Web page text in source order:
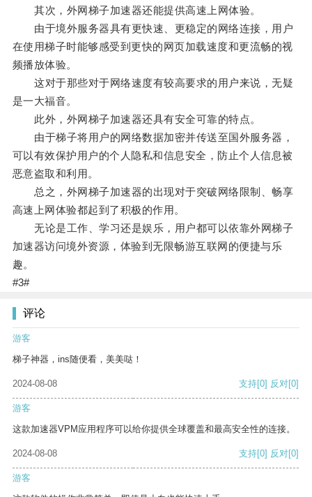
其次，外网梯子加速器还能提供高速上网体验。
由于境外服务器具有更快速、更稳定的网络连接，用户
在使用梯子时能够感受到更快的网页加载速度和更流畅的视
频播放体验。
这对于那些对于网络速度有较高要求的用户来说，无疑
是一大福音。
此外，外网梯子加速器还具有安全可靠的特点。
由于梯子将用户的网络数据加密并传送至国外服务器，
可以有效保护用户的个人隐私和信息安全，防止个人信息被
恶意盗取和利用。
总之，外网梯子加速器的出现对于突破网络限制、畅享
高速上网体验都起到了积极的作用。
无论是工作、学习还是娱乐，用户都可以依靠外网梯子
加速器访问境外资源，体验到无限畅游互联网的便捷与乐
趣。
#3#
评论
游客
梯子神器，ins随便看，美美哒！
2024-08-08 支持[0] 反对[0]
游客
这款加速器VPM应用程序可以给你提供全球覆盖和最高安全性的连接。
2024-08-08 支持[0] 反对[0]
游客